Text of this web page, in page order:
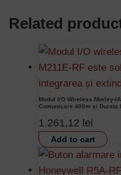
Related
Modul I/O Wireless Morley-
Comunicare 400m și Durata
1.261,12 lei
Add to cart